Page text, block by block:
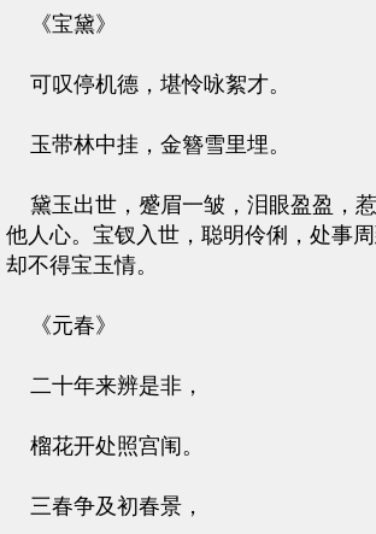
《宝黛》
可叹停机德，堪怜咏絮才。
玉带林中挂，金簪雪里埋。
黛玉出世，蹙眉一皱，泪眼盈盈，
他人心。宝钗入世，聪明伶俐，处事
却不得宝玉情。
《元春》
二十年来辨是非，
榴花开处照宫闱。
三春争及初春景，